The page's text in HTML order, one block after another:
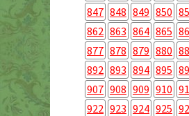
847 848 849 850
862 863 864 865
877 878 879 880
892 893 894 895
907 908 909 910
922 923 924 925